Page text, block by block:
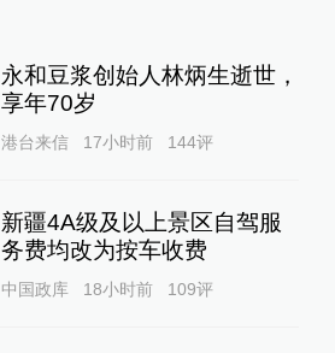
永和豆浆创始人林炳生逝世，
享年70岁
港台来信 17小时前 144评
新疆4A级及以上景区自驾服
务费均改为按车收费
中国政库 18小时前 109评